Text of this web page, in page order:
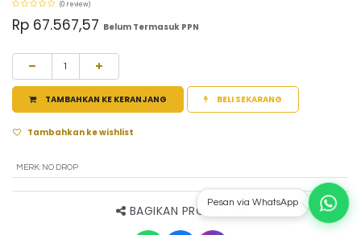
(0 review)
Rp 67.567,57 Belum Termasuk PPN
TAMBAHKAN KE KERANJANG BELI SEKARANG
Tambahkan ke wishlist
MERK: NO DROP
BAGIKAN PRODUK INI
Pesan via WhatsApp